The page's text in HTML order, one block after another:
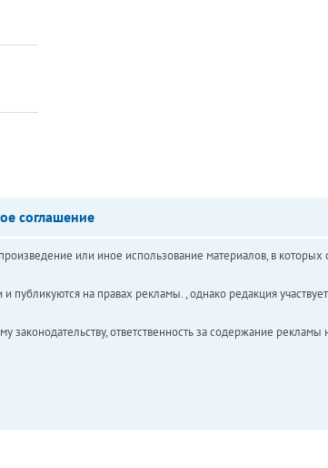
соглашение
или иное использование материалов, в которых
на правах рекламы. , однако редакция
ответственность за содержание рекламы